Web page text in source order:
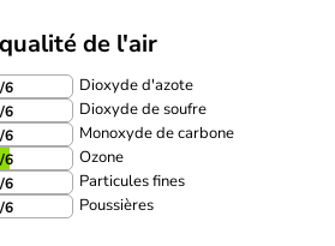
de l'air
/6 Dioxyde d'azote
/6 Dioxyde de soufre
/6 Monoxyde de carbone
/6 Ozone
/6 Particules fines
/6 Poussières